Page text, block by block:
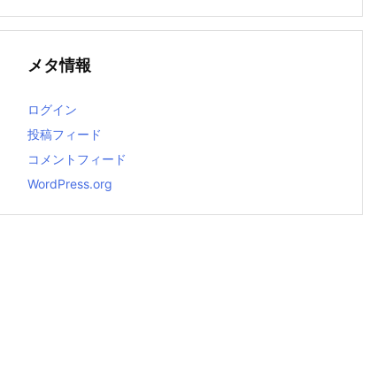
メタ情報
ログイン
投稿フィード
コメントフィード
WordPress.org